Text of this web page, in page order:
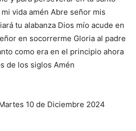
vida amén Abre señor mis
tu alabanza Dios mío acude en
en socorrerme Gloria al padre
como era en el principio ahora
de los siglos Amén
10 de Diciembre 2024